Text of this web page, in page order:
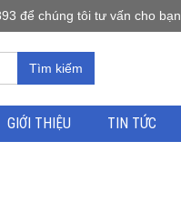
để chúng tôi tư vấn cho bạn
Tìm kiếm
GIỚI THIỆU TIN TỨC